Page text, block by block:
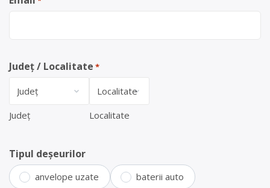
Județ / Localitate *
Județ Localitate
Tipul deșeurilor
anvelope uzate baterii auto